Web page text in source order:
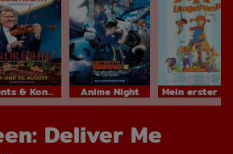
Events & Konzerte Anime Night
Deliver Me